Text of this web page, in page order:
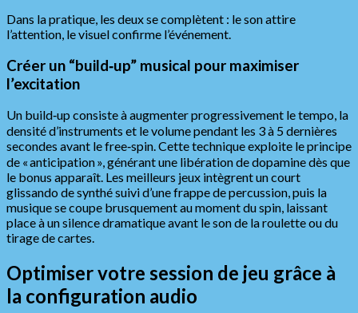
Dans la pratique, les deux se complètent : le son attire
l’attention, le visuel confirme l’événement.
Créer un “build‑up” musical pour maximiser
l’excitation
Un build‑up consiste à augmenter progressivement le tempo, la
densité d’instruments et le volume pendant les 3 à 5 dernières
secondes avant le free‑spin. Cette technique exploite le principe
de « anticipation », générant une libération de dopamine dès que
le bonus apparaît. Les meilleurs jeux intègrent un court
glissando de synthé suivi d’une frappe de percussion, puis la
musique se coupe brusquement au moment du spin, laissant
place à un silence dramatique avant le son de la roulette ou du
tirage de cartes.
Optimiser votre session de jeu grâce à
la configuration audio